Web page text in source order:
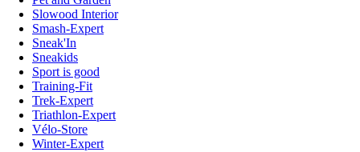
Slowood Interior
Smash-Expert
Sneak'In
Sneakids
Sport is good
Training-Fit
Trek-Expert
Triathlon-Expert
Vélo-Store
Winter-Expert